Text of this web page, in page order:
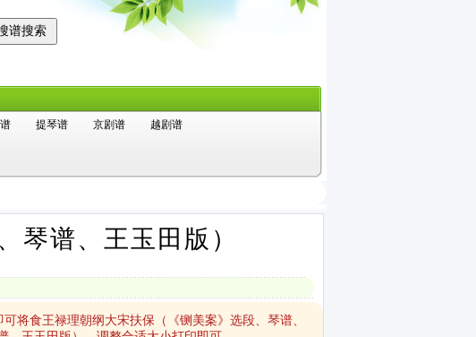
提琴谱 京剧谱
越剧谱
琴谱、王玉田版）
将食王禄理朝纲大宋扶保（《铡美案》选段、琴谱、